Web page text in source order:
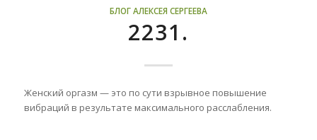
БЛОГ АЛЕКСЕЯ СЕРГЕЕВА
2231.
Женский оргазм — это по сути взрывное повышение
вибраций в результате максимального расслабления.